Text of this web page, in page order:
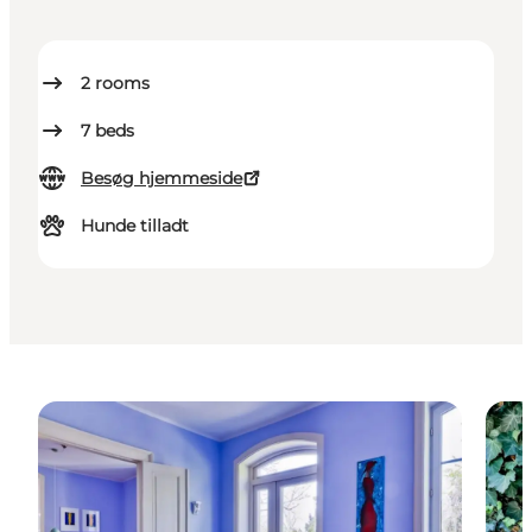
2 rooms
7 beds
Besøg hjemmeside
Hunde tilladt